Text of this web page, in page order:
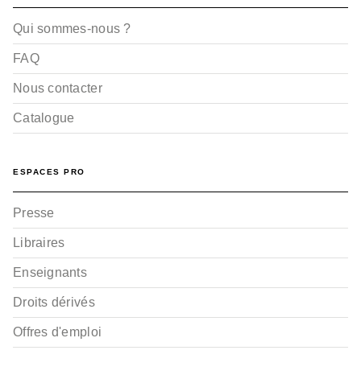
Qui sommes-nous ?
FAQ
Nous contacter
Catalogue
ESPACES PRO
Presse
Libraires
Enseignants
Droits dérivés
Offres d'emploi